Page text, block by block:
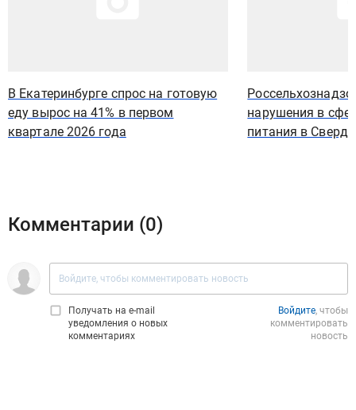
В Екатеринбурге спрос на готовую
еду вырос на 41% в первом
квартале 2026 года
нарушения в
питания в
Комментарии (0)
Получать на e‑mail
уведомления о новых
комментариях
Войдите, чтобы
комментировать
новость